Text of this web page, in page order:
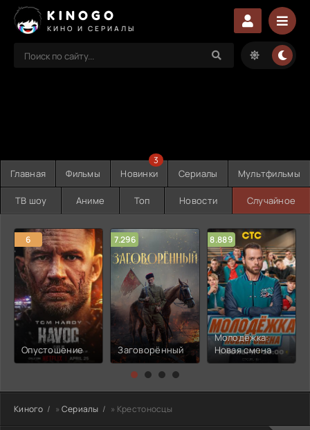
KINOGO
КИНО И СЕРИАЛЫ
Главная Фильмы Новинки
3
Сериалы Мультфильмы
ТВ шоу Аниме Топ Новости Случайное
6
Опустошение
7.296
Заговорённый
8.889
Молодёжка:
Новая смена
Киного » Сериалы » Крестоносцы